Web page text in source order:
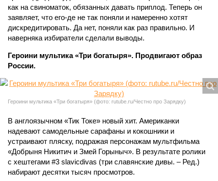
как на свиноматок, обязанных давать приплод. Теперь он
заявляет, что его-де не так поняли и намеренно хотят
дискредитировать. Да нет, поняли как раз правильно. И
наверняка избиратели сделали выводы.
Героини мультика «Три богатыря». Продвигают образ
России.
Героини мультика «Три богатыря» (фото: rutube.ru/Честно про Зарядку)
В англоязычном «Тик Токе» новый хит. Американки
надевают самодельные сарафаны и кокошники и
устраивают пляску, подражая персонажам мультфильма
«Добрыня Никитич и Змей Горыныч». В результате ролики
с хештегами #3 slavicdivas (три славянские дивы. – Ред.)
набирают десятки тысяч просмотров.